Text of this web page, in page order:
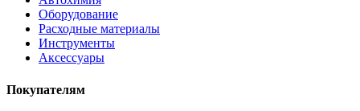
Оборудование
Расходные материалы
Инструменты
Аксессуары
Покупателям